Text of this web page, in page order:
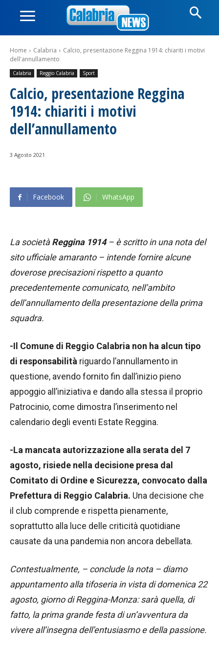
Home Calabria
Calcio, presentazione Reggina 1914: chiariti i motivi
dell'annullamento
Calabria Reggio Calabria Sport
Calcio, presentazione Reggina
1914: chiariti i motivi
dell’annullamento
3 Agosto 2021
Facebook WhatsApp
La societàReggina 1914– è scritto in una nota del
sito ufficiale amaranto – intende fornire alcune
doverose precisazioni rispetto a quanto
precedentemente comunicato, nell’ambito
dell’annullamento della presentazione della prima
squadra.
-Il Comune di Reggio Calabria non ha alcun tipo
di responsabilità riguardo l’annullamento in
questione, avendo fornito fin dall’inizio pieno
appoggio all’iniziativa e dando alla stessa il proprio
Patrocinio, come dimostra l’inserimento nel
calendario degli eventi Estate Reggina.
-La mancata autorizzazione alla serata del 7
agosto, risiede nella decisione presa dal
Comitato di Ordine e Sicurezza, convocato dalla
Prefettura di Reggio Calabria. Una decisione che
il club comprende e rispetta pienamente,
soprattutto alla luce delle criticità quotidiane
causate da una pandemia non ancora debellata.
Contestualmente, – conclude la nota – diamo
appuntamento alla tifoseria in vista di domenica 22
agosto, giorno di Reggina-Monza: sarà quella, di
fatto, la prima grande festa di un’avventura da
vivere all’insegna dell’entusiasmo e della passione.